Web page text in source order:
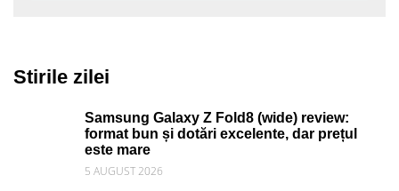
Stirile zilei
Samsung Galaxy Z Fold8 (wide) review:
format bun și dotări excelente, dar prețul
este mare
5 AUGUST 2026